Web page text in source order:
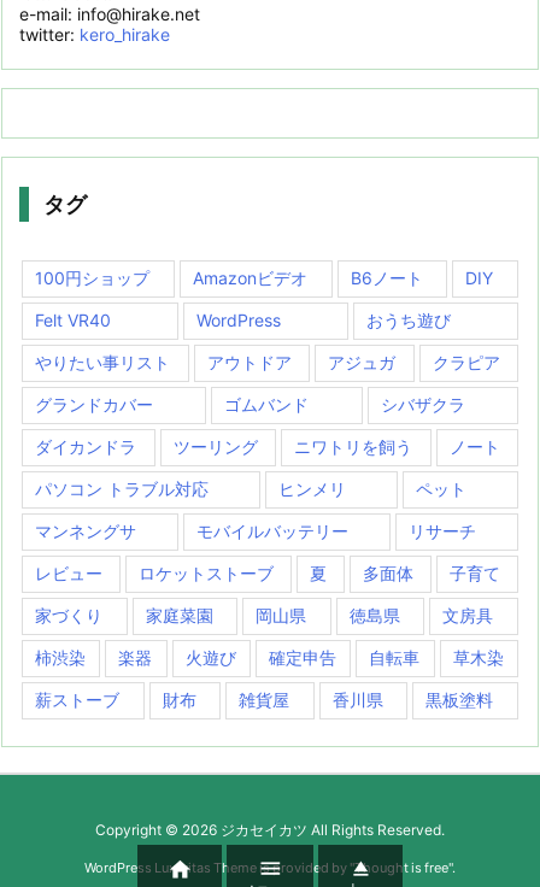
e-mail: info@hirake.net
twitter: kero_hirake
タグ
100円ショップ Amazonビデオ B6ノート DIY
Felt VR40 WordPress おうち遊び
やりたい事リスト アウトドア アジュガ クラピア
グランドカバー ゴムバンド シバザクラ
ダイカンドラ ツーリング ニワトリを飼う ノート
パソコン トラブル対応 ヒンメリ ペット
マンネングサ モバイルバッテリー リサーチ
レビュー ロケットストーブ 夏 多面体 子育て
家づくり 家庭菜園 岡山県 徳島県 文房具
柿渋染 楽器 火遊び 確定申告 自転車 草木染
薪ストーブ 財布 雑貨屋 香川県 黒板塗料
Copyright © 2026 ジカセイカツ All Rights Reserved.
WordPress Luxeritas Theme is provided by "Thought is free".
  